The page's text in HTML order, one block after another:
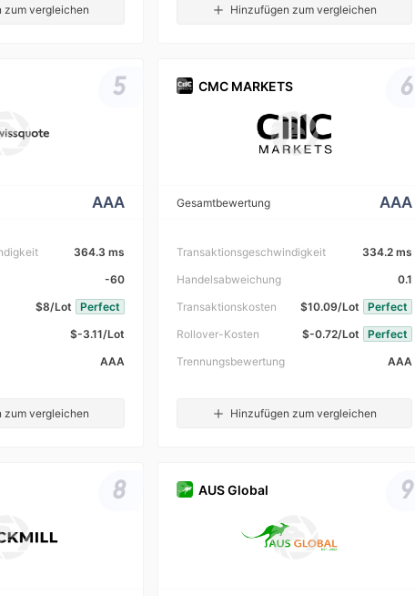
zum vergleichen Hinzufügen zum vergleichen
AAA
364.3 ms
-60
$8/Lot
Perfect
$-3.11/Lot
AAA
zum vergleichen
5 CMC MARKETS
Gesamtbewertung AAA
Transaktionsgeschwindigkeit
334.2 ms
Handelsabweichung
0.1
Transaktionskosten
$10.09/Lot
Perfect
Rollover-Kosten
$-0.72/Lot
Perfect
Trennungsbewertung
AAA
Hinzufügen zum vergleichen
6
8 AUS Global 9